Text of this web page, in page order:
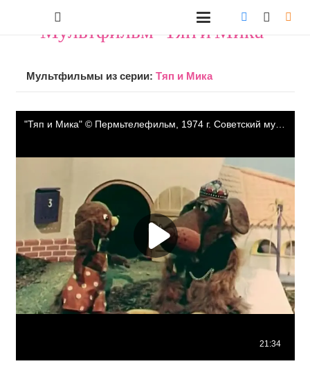
Мультфильм "Тяп и Мика"
Мультфильмы из серии: Тяп и Мика